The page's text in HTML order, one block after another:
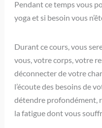
Pendant ce temps vous
yoga et si besoin vous
Durant ce cours, vous
vous, votre corps, votre
déconnecter de votre
l’écoute des besoins de
détendre profondément,
la fatigue dont vous